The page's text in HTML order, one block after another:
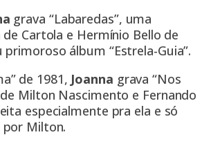
grava “Labaredas”, uma
Cartola e Hermínio Bello de
primoroso álbum “Estrela-Guia”.
de 1981, Joanna grava “Nos
de Milton Nascimento e Fernando
especialmente pra ela e só
por Milton.